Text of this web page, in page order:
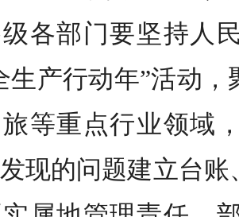
各部门要坚持人
生产行动年”活动
等重点行业领域
现的问题建立台